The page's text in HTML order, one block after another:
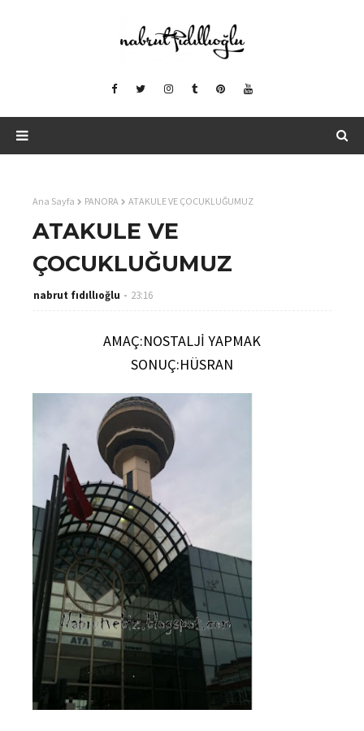
Ana Sayfa PANORA ATAKULE VE ÇOCUKLUĞUMUZ
ATAKULE VE
ÇOCUKLUĞUMUZ
nabrut fıdıllıoğlu 23:16
AMAÇ:NOSTALJİ YAPMAK
SONUÇ:HÜSRAN